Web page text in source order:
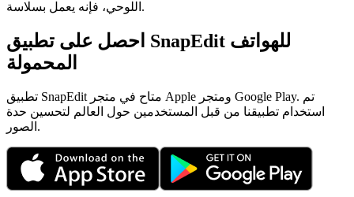
اللوحي، فإنه يعمل بسلاسة.
احصل على تطبيق SnapEdit للهواتف
المحمولة
تطبيق SnapEdit متاح في متجر Apple ومتجر Google Play. تم
استخدام تطبيقنا من قبل المستخدمين حول العالم لتحسين حدة
الصور.